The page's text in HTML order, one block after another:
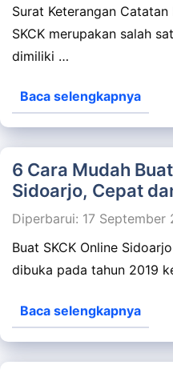
Surat Keterangan
SKCK merupakan salah
dimiliki …
Baca selengkapnya
6 Cara Mudah
Sidoarjo, Cepat
Diperbarui: 17 September
Buat SKCK Online
dibuka pada tahun 2019
Baca selengkapnya